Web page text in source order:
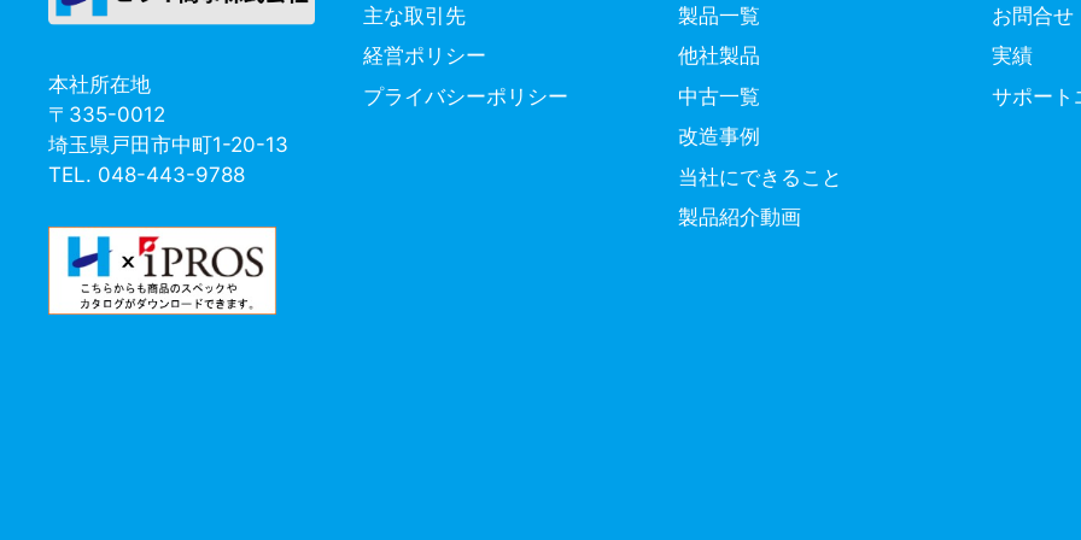
本社所在地
〒335-0012
埼玉県戸田市中町1-20-13
TEL. 048-443-9788
主な取引先
経営ポリシー
プライバシーポリシー
製品一覧
他社製品
中古一覧
改造事例
当社にできること
製品紹介動画
お問合せ
実績
サポート